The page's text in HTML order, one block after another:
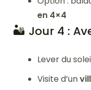
en 4×4
🏜️ Jour 4 :
Lever du
Visite d’un